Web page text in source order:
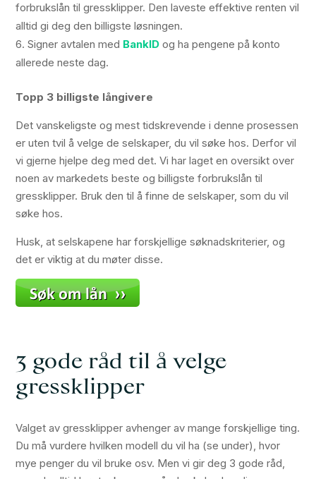
forbrukslån til gressklipper. Den laveste effektive renten vil
alltid gi deg den billigste løsningen.
Signer avtalen med BankID og ha pengene på konto
allerede neste dag.
Topp 3 billigste långivere
Det vanskeligste og mest tidskrevende i denne prosessen
er uten tvil å velge de selskaper, du vil søke hos. Derfor vil
vi gjerne hjelpe deg med det. Vi har laget en oversikt over
noen av markedets beste og billigste forbrukslån til
gressklipper. Bruk den til å finne de selskaper, som du vil
søke hos.
Husk, at selskapene har forskjellige søknadskriterier, og
det er viktig at du møter disse.
3 gode råd til å velge
gressklipper
Valget av gressklipper avhenger av mange forskjellige ting.
Du må vurdere hvilken modell du vil ha (se under), hvor
mye penger du vil bruke osv. Men vi gir deg 3 gode råd,